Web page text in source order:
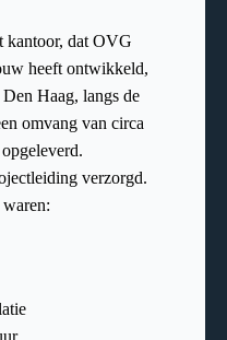
kantoor, dat OVG
heeft ontwikkeld,
Haag, langs de
omvang van circa
verzorgd.